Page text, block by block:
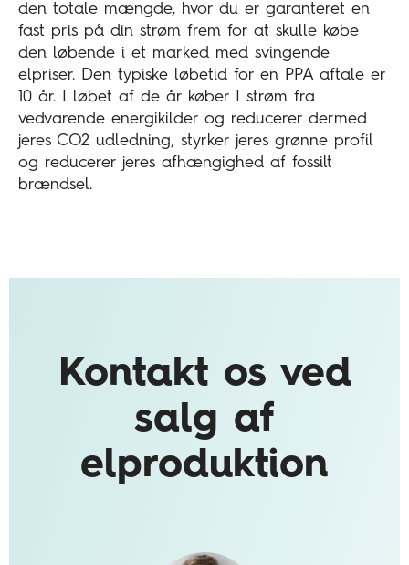
den totale mængde, hvor du er garanteret en
fast pris på din strøm frem for at skulle købe
den løbende i et marked med svingende
elpriser. Den typiske løbetid for en PPA aftale er
10 år. I løbet af de år køber I strøm fra
vedvarende energikilder og reducerer dermed
jeres CO2 udledning, styrker jeres grønne profil
og reducerer jeres afhængighed af fossilt
brændsel.
Kontakt os ved
salg af
elproduktion